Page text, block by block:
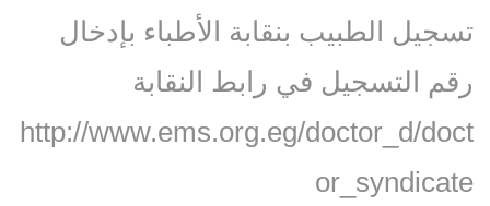
تسجيل الطبيب بنقابة الأطباء بإدخال
رقم التسجيل في رابط النقابة
http://www.ems.org.eg/doctor_d/doct
or_syndicate